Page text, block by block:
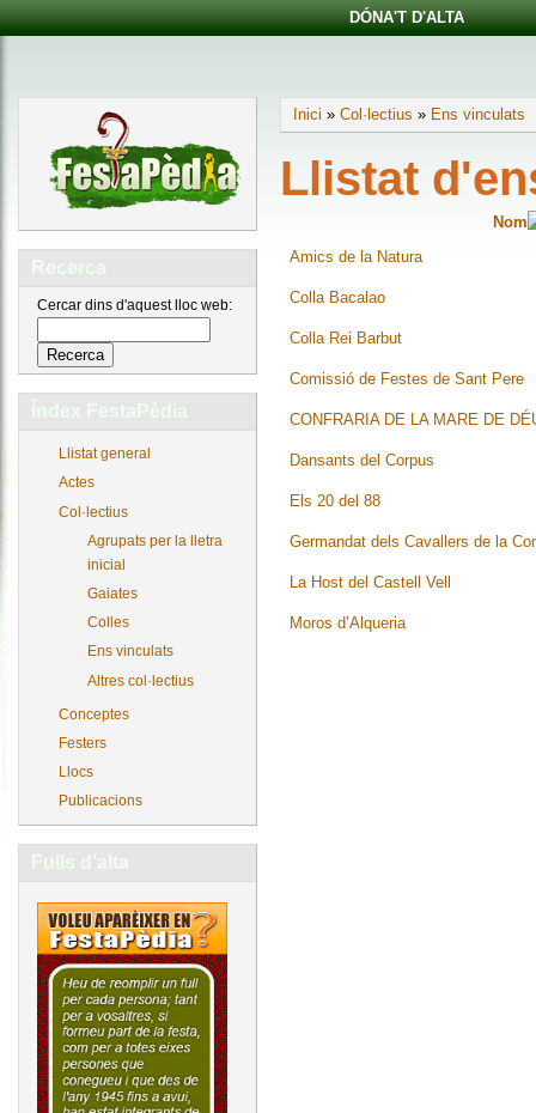
DÓNA'T D'ALTA
Recerca
Cercar dins d'aquest lloc web:
Índex FestaPèdia
Llistat general
Actes
Col·lectius
Agrupats per la lletra
inicial
Gaiates
Colles
Ens vinculats
Altres col·lectius
Conceptes
Festers
Llocs
Publicacions
Fulls d'alta
Inici » Col·lectius » Ens vinculats
Llistat
Nom
Amics de la Natura
Colla Bacalao
Colla Rei Barbut
Comissió de Festes de Sant Pere
CONFRARIA DE LA MARE DE
Dansants del Corpus
Els 20 del 88
Germandat dels Cavallers de la
La Host del Castell Vell
Moros d’Alqueria